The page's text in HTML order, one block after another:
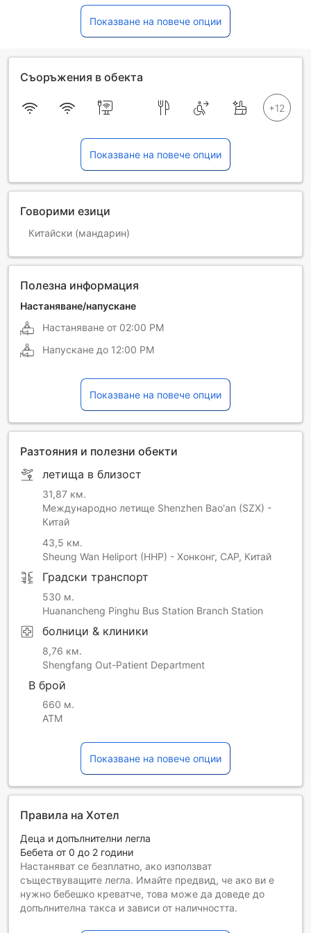
Показване на повече опции
Съоръжения в обекта
Показване на повече опции
Говорими езици
Китайски (мандарин)
Полезна информация
Настаняване/напускане
Настаняване от 02:00 PM
Напускане до 12:00 PM
Показване на повече опции
Разтояния и полезни обекти
летища в близост
31,87 км.
Международно летище Shenzhen Bao'an (SZX) -
Китай
43,5 км.
Sheung Wan Heliport (HHP) - Хонконг, САР, Китай
Градски транспорт
530 м.
Huanancheng Pinghu Bus Station Branch Station
болници & клиники
8,76 км.
Shengfang Out-Patient Department
В брой
660 м.
ATM
Показване на повече опции
Правила на Хотел
Деца и допълнителни легла
Бебета от 0 до 2 години
Настаняват се безплатно, ако използват
съществуващите легла. Имайте предвид, че ако ви е
нужно бебешко креватче, това може да доведе до
допълнителна такса и зависи от наличността.